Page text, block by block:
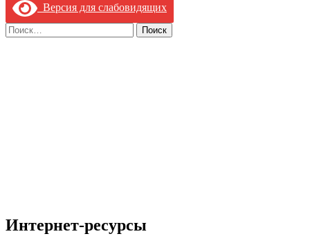
Версия для слабовидящих
Найти:
Интернет-ресурсы